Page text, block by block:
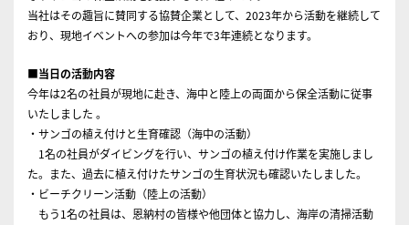
当社はその趣旨に賛同する協賛企業として、2023年から活動を継続して
おり、現地イベントへの参加は今年で3年連続となります。
■当日の活動内容
今年は2名の社員が現地に赴き、海中と陸上の両面から保全活動に従事
いたしました 。
・サンゴの植え付けと生育確認（海中の活動）
1名の社員がダイビングを行い、サンゴの植え付け作業を実施しまし
た。また、過去に植え付けたサンゴの生育状況も確認いたしました。
・ビーチクリーン活動（陸上の活動）
もう1名の社員は、恩納村の皆様や他団体と協力し、海岸の清掃活動